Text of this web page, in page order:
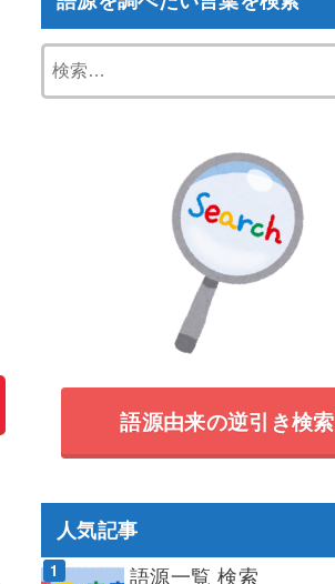
索:
語源由来の逆引き検索
人気記事
語源一覧 検索